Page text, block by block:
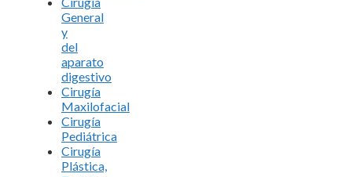
General
y
del
aparato
digestivo
Cirugía
Maxilofacial
Cirugía
Pediátrica
Cirugía
Plástica,